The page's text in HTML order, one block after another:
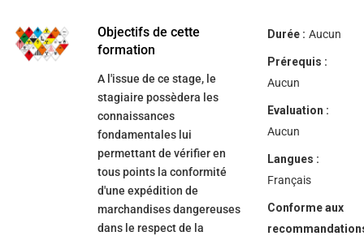
navigate
and
interact
Objectifs de cette
formation
A l'issue de ce stage, le
stagiaire possèdera les
connaissances
fondamentales lui
permettant de vérifier en
tous points la conformité
d'une expédition de
marchandises dangereuses
dans le respect de la
Durée : Aucun
Prérequis :
Aucun
Evaluation :
Aucun
Langues :
Français
Conforme aux